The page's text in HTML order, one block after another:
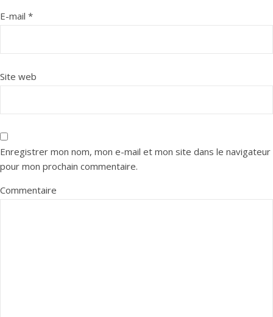
E-mail *
Site web
Enregistrer mon nom, mon e-mail et mon site dans le navigateur
pour mon prochain commentaire.
Commentaire